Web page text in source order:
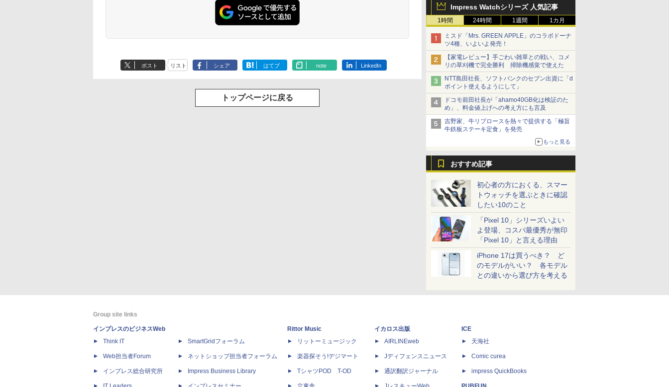
Impress Watchシリーズ 人気記事
1時間 24時間 1週間 1カ月
ミスド「Mrs. GREEN APPLE」のコラボドーナ
ツ4種、いよいよ発売！
【家電レビュー】手ごわい雑草との戦い、コメ
リの草刈機で完全勝利 掃除機感覚で使えた
NTT島田社長、ソフトバンクのセブン出資に「d
ポイント使えるようにして」
ドコモ前田社長が「ahamo40GB化は検証のた
め」、料金値上げへの考え方にも言及
吉野家、牛リブロースを熱々で提供する「極旨
牛鉄板ステーキ定食」を発売
もっと見る
おすすめ記事
初心者の方におくる、スマー
トウォッチを選ぶときに確認
したい10のこと
「Pixel 10」シリーズいよい
よ登場、コスパ最優秀が無印
「Pixel 10」と言える理由
iPhone 17は買うべき？ ど
のモデルがいい？ 各モデル
との違いから選び方を考える
ポスト リスト シェア はてブ note LinkedIn
トップページに戻る
Group site links
インプレスのビジネスWeb
Think IT
Web担当者Forum
インプレス総合研究所
SmartGridフォーラム
ネットショップ担当者フォーラム
Impress Business Library
Rittor Music
リットーミュージック
楽器探そう!デジマート
TシャツPOD T-OD
イカロス出版
AIRLINEweb
Jディフェンスニュース
通訳翻訳ジャーナル
ICE
天海社
Comic curea
impress QuickBooks